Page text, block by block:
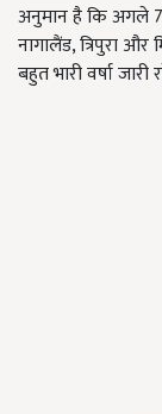
अनुमान है कि अगले
नागालैंड, त्रिपुरा
बहुत भारी वर्षा जारी